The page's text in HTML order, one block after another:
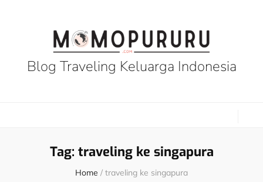
Blog Traveling Keluarga Indonesia
Tag: traveling ke singapura
Home / traveling ke singapura